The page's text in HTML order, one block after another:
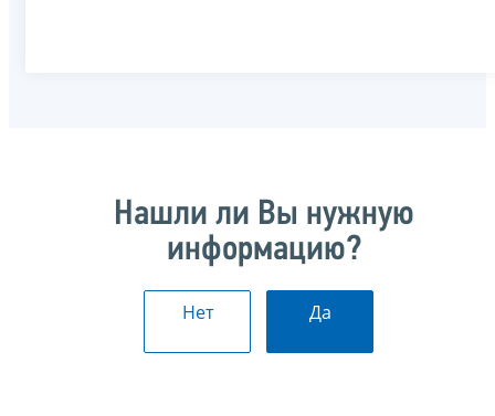
Нашли ли Вы нужную
информацию?
Нет Да